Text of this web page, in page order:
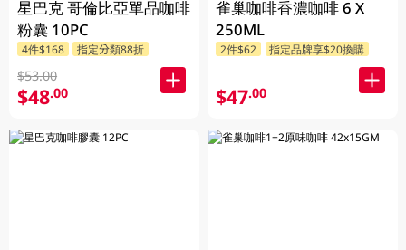
星巴克 哥倫比亞單品咖啡
粉囊 10PC
4件$168 指定分類88折
$53.00
$48.00
雀巢咖啡香濃咖啡 6 X
250ML
2件$62 指定品牌享$20換購
$47.00